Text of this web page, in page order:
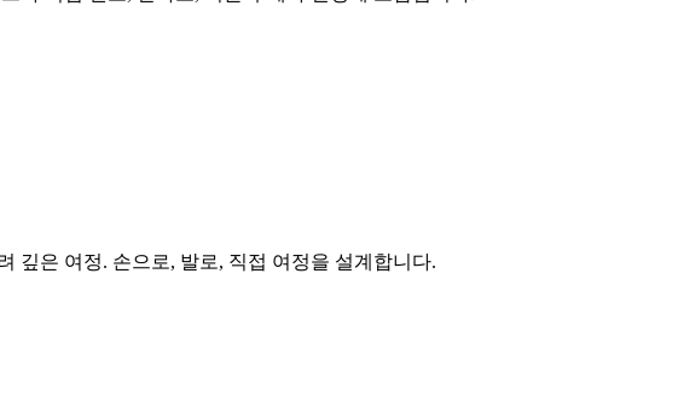
깊은 여정. 손으로, 발로, 직접 여정을 설계합니다.